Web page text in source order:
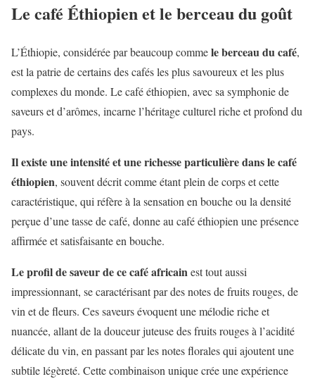
Le café Éthiopien et le berceau du goût
L’Éthiopie, considérée par beaucoup commele berceau du café,
est la patrie de certains des cafés les plus savoureux et les plus
complexes du monde. Le café éthiopien, avec sa symphonie de
saveurs et d’arômes, incarne l’héritage culturel riche et profond du
pays.
Il existe une intensité et une richesse particulière dans le café
éthiopien, souvent décrit comme étant plein de corps et cette
caractéristique, qui réfère à la sensation en bouche ou la densité
perçue d’une tasse de café, donne au café éthiopien une présence
affirmée et satisfaisante en bouche.
Le profil de saveur de ce café africainest tout aussi
impressionnant, se caractérisant par des notes de fruits rouges, de
vin et de fleurs. Ces saveurs évoquent une mélodie riche et
nuancée, allant de la douceur juteuse des fruits rouges à l’acidité
délicate du vin, en passant par les notes florales qui ajoutent une
subtile légèreté. Cette combinaison unique crée une expérience